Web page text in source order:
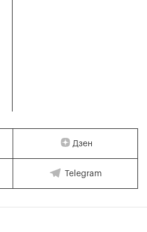
Дзен
Telegram